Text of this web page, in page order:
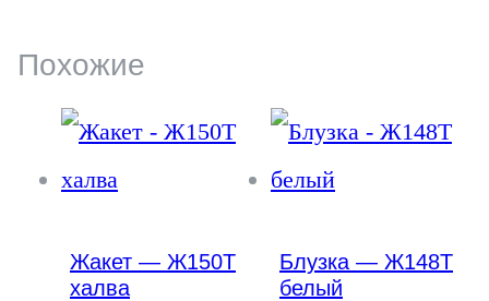
Похожие
Жакет — Ж150Т
халва
Блузка — Ж148Т
белый